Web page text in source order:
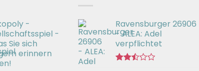
-
-
Sie sich
erinnern
Ravensburger 26906
- ALEA: Adel
verpflichtet